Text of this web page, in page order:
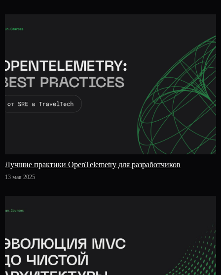
Лучшие практики OpenTelemetry для разработчиков
13 мая 2025